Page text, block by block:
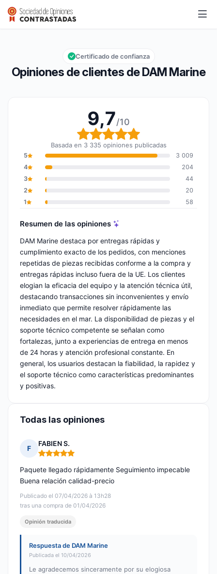
DAM Marine
Calificación global: 9,7 de 10
9,7/10
Opiniones de clientes de DAM Marine
Certificado de confianza
9,7/10
Calificación global: 9,7
Basada en 3 335 opiniones publicadas
5
3 009
4
204
3
44
2
20
1
58
Resumen de las opiniones
DAM Marine destaca por entregas rápidas y
cumplimiento exacto de los pedidos, con menciones
repetidas de piezas recibidas conforme a la compra y
entregas rápidas incluso fuera de la UE. Los clientes
elogian la eficacia del equipo y la atención técnica útil,
destacando transacciones sin inconvenientes y envío
inmediato que permite resolver rápidamente las
necesidades en el mar. La disponibilidad de piezas y el
soporte técnico competente se señalan como
fortalezas, junto a experiencias de entrega en menos
de 24 horas y atención profesional constante. En
general, los usuarios destacan la fiabilidad, la rapidez y
el soporte técnico como características predominantes
y positivas.
Todas las opiniones
F
FABIEN S.
Nota: 5 de 5
Publicado el 07/04/2026 à 13h28
tras una compra de 01/04/2026
Paquete llegado rápidamente Seguimiento impecable
Buena relación calidad-precio
Opinión traducida
Respuesta de DAM Marine
Publicada el 10/04/2026
Le agradecemos sinceramente por su elogiosa